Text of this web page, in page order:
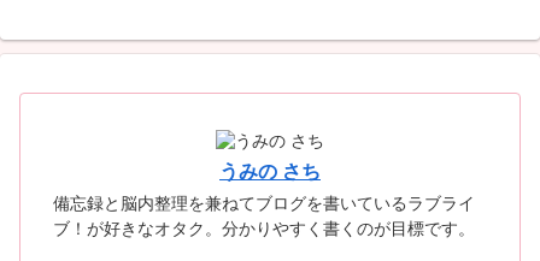
うみの さち
備忘録と脳内整理を兼ねてブログを書いているラブライ
ブ！が好きなオタク。分かりやすく書くのが目標です。